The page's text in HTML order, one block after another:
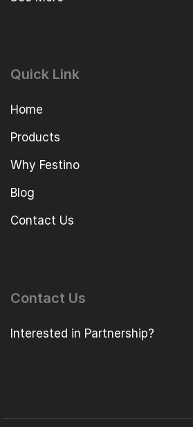
Quick Link
Home
Products
Why Festino
Blog
Contact Us
Contact Us
Interested in Partnership?